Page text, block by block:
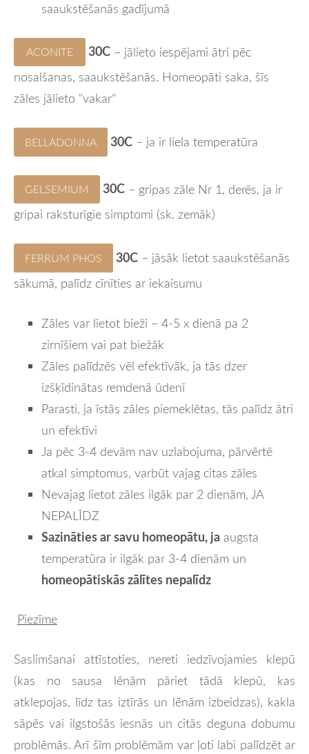
saaukstēšanās gadījumā
ACONITE 30C – jālieto iespējami ātri pēc
nosalšanas, saaukstēšanās. Homeopāti saka, šīs
zāles jālieto "vakar"
BELLADONNA 30C – ja ir liela temperatūra
GELSEMIUM 30C – gripas zāle Nr 1, derēs, ja ir
gripai raksturīgie simptomi (sk. zemāk)
FERRUM PHOS 30C – jāsāk lietot saaukstēšanās
sākumā, palīdz cīnīties ar iekaisumu
Zāles var lietot bieži – 4-5 x dienā pa 2
zirnīšiem vai pat biežāk
Zāles palīdzēs vēl efektīvāk, ja tās dzer
izšķīdinātas remdenā ūdenī
Parasti, ja īstās zāles piemeklētas, tās palīdz ātri
un efektīvi
Ja pēc 3-4 devām nav uzlabojuma, pārvērtē
atkal simptomus, varbūt vajag citas zāles
Nevajag lietot zāles ilgāk par 2 dienām, JA
NEPALĪDZ
Sazināties ar savu homeopātu, ja augsta
temperatūra ir ilgāk par 3-4 dienām un
homeopātiskās zālītes nepalīdz
Piezīme
Saslimšanai attīstoties, nereti iedzīvojamies klepū
(kas no sausa lēnām pāriet tādā klepū, kas
atklepojas, līdz tas iztīrās un lēnām izbeidzas), kakla
sāpēs vai ilgstošās iesnās un citās deguna dobumu
problēmās. Arī šīm problēmām var ļoti labi palīdzēt ar